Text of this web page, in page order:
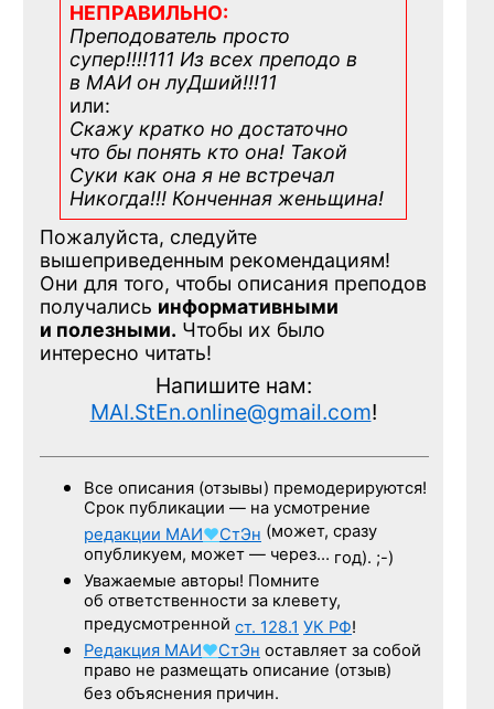
НЕПРАВИЛЬНО:
Преподователь просто
супер!!!!111 Из всех преподо в
в МАИ он луДший!!!11
или:
Скажу кратко но достаточно
что бы понять кто она! Такой
Суки как она я не встречал
Никогда!!! Конченная женьщина!
Пожалуйста, следуйте
вышеприведенным рекомендациям!
Они для того, чтобы описания преподов
получались информативными
и полезными. Чтобы их было
интересно читать!
Напишите нам:
MAI.StEn.online@gmail.com!
Все описания (отзывы) премодерируются!
Срок публикации — на усмотрение
редакции МАИ♥СтЭн (может, сразу
опубликуем, может — через… год). ;-)
Уважаемые авторы! Помните
об ответственности за клевету,
предусмотренной ст. 128.1 УК РФ!
Редакция МАИ♥СтЭн оставляет за собой
право не размещать описание (отзыв)
без объяснения причин.